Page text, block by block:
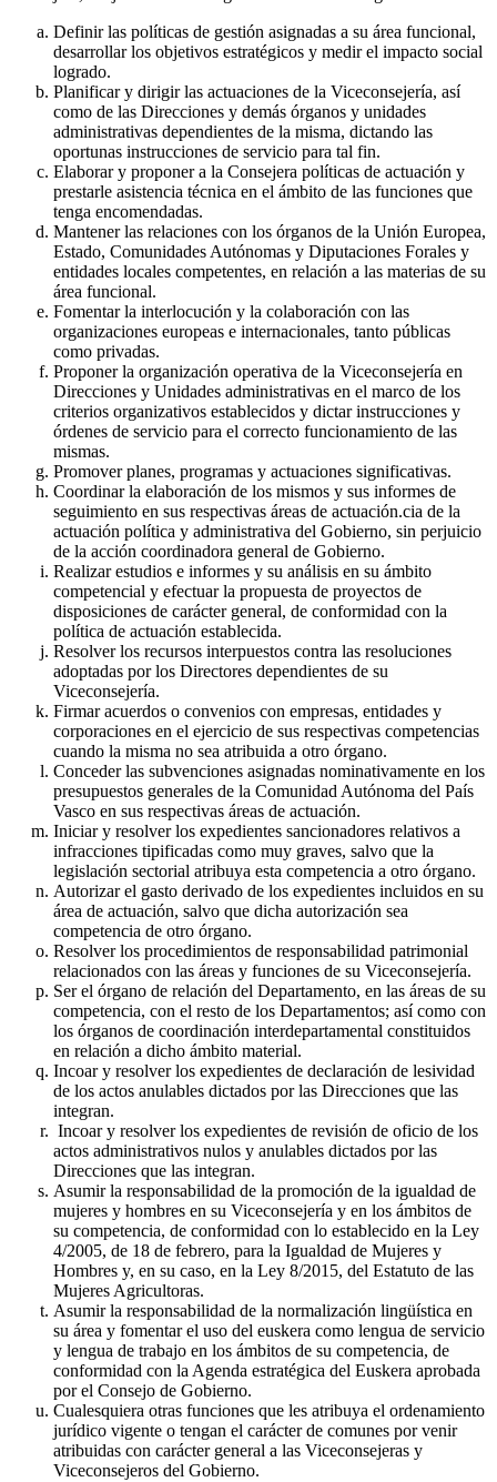
Definir las políticas de gestión asignadas a su área funcional,
desarrollar los objetivos estratégicos y medir el impacto social
logrado.
Planificar y dirigir las actuaciones de la Viceconsejería, así
como de las Direcciones y demás órganos y unidades
administrativas dependientes de la misma, dictando las
oportunas instrucciones de servicio para tal fin.
Elaborar y proponer a la Consejera políticas de actuación y
prestarle asistencia técnica en el ámbito de las funciones que
tenga encomendadas.
Mantener las relaciones con los órganos de la Unión Europea,
Estado, Comunidades Autónomas y Diputaciones Forales y
entidades locales competentes, en relación a las materias de su
área funcional.
Fomentar la interlocución y la colaboración con las
organizaciones europeas e internacionales, tanto públicas
como privadas.
Proponer la organización operativa de la Viceconsejería en
Direcciones y Unidades administrativas en el marco de los
criterios organizativos establecidos y dictar instrucciones y
órdenes de servicio para el correcto funcionamiento de las
mismas.
Promover planes, programas y actuaciones significativas.
Coordinar la elaboración de los mismos y sus informes de
seguimiento en sus respectivas áreas de actuación.cia de la
actuación política y administrativa del Gobierno, sin perjuicio
de la acción coordinadora general de Gobierno.
Realizar estudios e informes y su análisis en su ámbito
competencial y efectuar la propuesta de proyectos de
disposiciones de carácter general, de conformidad con la
política de actuación establecida.
Resolver los recursos interpuestos contra las resoluciones
adoptadas por los Directores dependientes de su
Viceconsejería.
Firmar acuerdos o convenios con empresas, entidades y
corporaciones en el ejercicio de sus respectivas competencias
cuando la misma no sea atribuida a otro órgano.
Conceder las subvenciones asignadas nominativamente en los
presupuestos generales de la Comunidad Autónoma del País
Vasco en sus respectivas áreas de actuación.
Iniciar y resolver los expedientes sancionadores relativos a
infracciones tipificadas como muy graves, salvo que la
legislación sectorial atribuya esta competencia a otro órgano.
Autorizar el gasto derivado de los expedientes incluidos en su
área de actuación, salvo que dicha autorización sea
competencia de otro órgano.
Resolver los procedimientos de responsabilidad patrimonial
relacionados con las áreas y funciones de su Viceconsejería.
Ser el órgano de relación del Departamento, en las áreas de su
competencia, con el resto de los Departamentos; así como con
los órganos de coordinación interdepartamental constituidos
en relación a dicho ámbito material.
Incoar y resolver los expedientes de declaración de lesividad
de los actos anulables dictados por las Direcciones que las
integran.
Incoar y resolver los expedientes de revisión de oficio de los
actos administrativos nulos y anulables dictados por las
Direcciones que las integran.
Asumir la responsabilidad de la promoción de la igualdad de
mujeres y hombres en su Viceconsejería y en los ámbitos de
su competencia, de conformidad con lo establecido en la Ley
4/2005, de 18 de febrero, para la Igualdad de Mujeres y
Hombres y, en su caso, en la Ley 8/2015, del Estatuto de las
Mujeres Agricultoras.
Asumir la responsabilidad de la normalización lingüística en
su área y fomentar el uso del euskera como lengua de servicio
y lengua de trabajo en los ámbitos de su competencia, de
conformidad con la Agenda estratégica del Euskera aprobada
por el Consejo de Gobierno.
Cualesquiera otras funciones que les atribuya el ordenamiento
jurídico vigente o tengan el carácter de comunes por venir
atribuidas con carácter general a las Viceconsejeras y
Viceconsejeros del Gobierno.